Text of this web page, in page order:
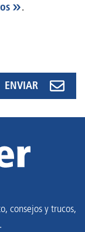
.
ENVIAR
consejos y trucos,